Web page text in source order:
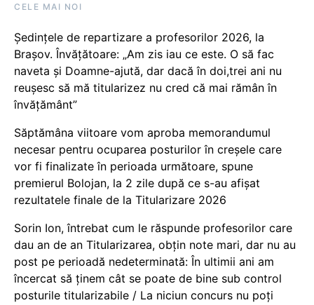
CELE MAI NOI
Ședințele de repartizare a profesorilor 2026, la
Brașov. Învățătoare: „Am zis iau ce este. O să fac
naveta și Doamne-ajută, dar dacă în doi,trei ani nu
reușesc să mă titularizez nu cred că mai rămân în
învățământ”
Săptămâna viitoare vom aproba memorandumul
necesar pentru ocuparea posturilor în creșele care
vor fi finalizate în perioada următoare, spune
premierul Bolojan, la 2 zile după ce s-au afișat
rezultatele finale de la Titularizare 2026
Sorin Ion, întrebat cum le răspunde profesorilor care
dau an de an Titularizarea, obțin note mari, dar nu au
post pe perioadă nedeterminată: În ultimii ani am
încercat să ținem cât se poate de bine sub control
posturile titularizabile / La niciun concurs nu poți